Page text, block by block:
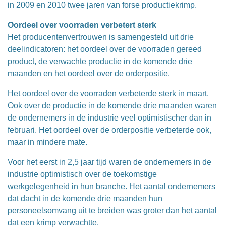
in 2009 en 2010 twee jaren van forse productiekrimp.
Oordeel over voorraden verbetert sterk
Het producentenvertrouwen is samengesteld uit drie
deelindicatoren: het oordeel over de voorraden gereed
product, de verwachte productie in de komende drie
maanden en het oordeel over de orderpositie.
Het oordeel over de voorraden verbeterde sterk in maart.
Ook over de productie in de komende drie maanden waren
de ondernemers in de industrie veel optimistischer dan in
februari. Het oordeel over de orderpositie verbeterde ook,
maar in mindere mate.
Voor het eerst in 2,5 jaar tijd waren de ondernemers in de
industrie optimistisch over de toekomstige
werkgelegenheid in hun branche. Het aantal ondernemers
dat dacht in de komende drie maanden hun
personeelsomvang uit te breiden was groter dan het aantal
dat een krimp verwachtte.